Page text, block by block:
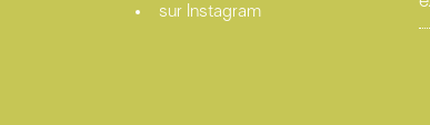
sur Instagram